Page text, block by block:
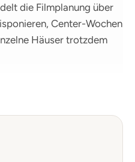
die Filmplanung über
Center-Wochen
Häuser trotzdem